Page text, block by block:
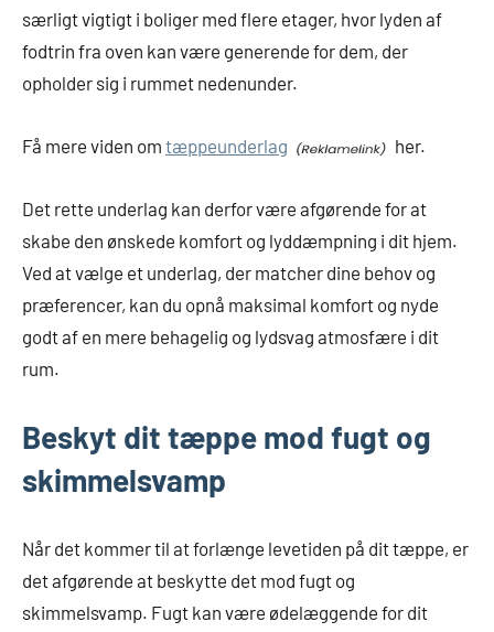
særligt vigtigt i boliger med flere etager, hvor lyden af
fodtrin fra oven kan være generende for dem, der
opholder sig i rummet nedenunder.
Få mere viden om tæppeunderlag her.
Det rette underlag kan derfor være afgørende for at
skabe den ønskede komfort og lyddæmpning i dit hjem.
Ved at vælge et underlag, der matcher dine behov og
præferencer, kan du opnå maksimal komfort og nyde
godt af en mere behagelig og lydsvag atmosfære i dit
rum.
Beskyt dit tæppe mod fugt og
skimmelsvamp
Når det kommer til at forlænge levetiden på dit tæppe, er
det afgørende at beskytte det mod fugt og
skimmelsvamp. Fugt kan være ødelæggende for dit